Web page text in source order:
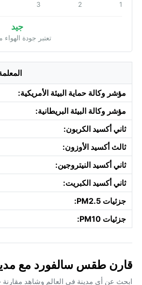
1
2
3
جيد
تعتبر جودة
مؤشر وكالة حماية البيئة الأمريكية:
مؤشر وكالة البيئة البريطانية:
ثاني أكسيد الكربون:
ثالث أكسيد الأوزون:
ثاني أكسيد النيتروجين:
ثاني أكسيد الكبريت:
جزئيات PM2.5:
جزئيات PM10:
قارن طقس سالفورد مع
ابحث عن أي مدينة في العالم وشاهد